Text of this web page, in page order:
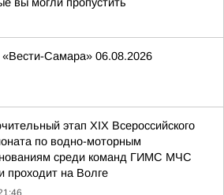
«Вести-Самара» 06.08.2026
этап XIХ Всероссийского
по водно-моторным
среди команд ГИМС МЧС
проходит на Волге